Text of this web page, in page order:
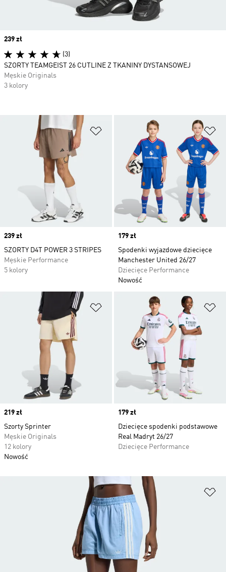
Dodaj do listy życzeń
Price
239 zł
SZORTY D4T POWER 3 STRIPES
Męskie Performance
5 kolory
Price
179 zł
Spodenki wyjazdowe dziecięce
Manchester United 26/27
Dziecięce Performance
Nowość
Dodaj do listy życzeń
Price
219 zł
Szorty Sprinter
Męskie Originals
12 kolory
Nowość
Price
179 zł
Dziecięce spodenki podstawowe
Real Madryt 26/27
Dziecięce Performance
Price
239 zł
(3)
SZORTY TEAMGEIST 26 CUTLINE Z TKANINY DYSTANSOWEJ
Męskie Originals
3 kolory